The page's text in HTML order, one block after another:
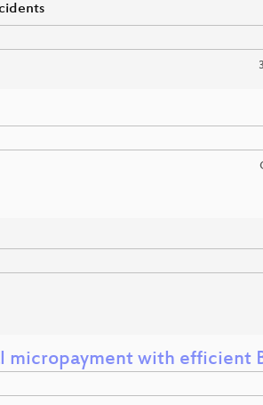
micropayment with efficient